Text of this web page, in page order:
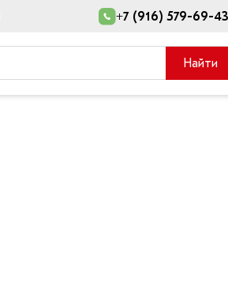
+7 (916) 579-69-43
Найти